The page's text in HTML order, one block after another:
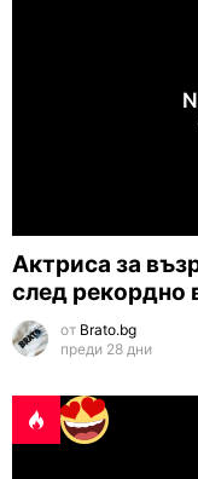
Актриса за
след рекордно
от Brato.bg
преди 28 дни